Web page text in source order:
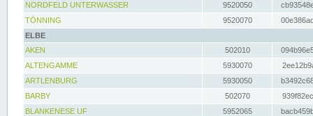
NORDFELD UNTERWASSER
9520050
TÖNNING
9520070
ELBE
AKEN
502010
ALTENGAMME
5930070
ARTLENBURG
5930050
BARBY
502070
BLANKENESE UF
5952065